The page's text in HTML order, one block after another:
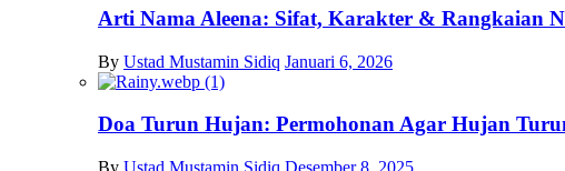
Arti Nama Aleena: Sifat, Karakter & Rangkaian
By Ustad Mustamin Sidiq Januari 6, 2026
Doa Turun Hujan: Permohonan Agar Hujan
By Ustad Mustamin Sidiq Desember 8, 2025